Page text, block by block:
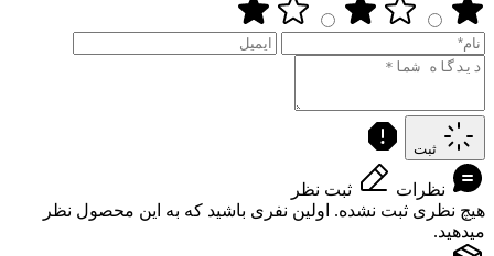
ثبت
نظرات
ثبت نظر
هیچ نظری ثبت نشده. اولین نفری باشید که به این محصول نظر
میدهید.